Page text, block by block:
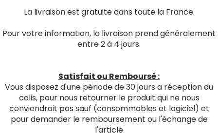
La livraison est gratuite dans toute la France.
Pour votre information, la livraison prend généralement
entre 2 à 4 jours.
Satisfait ou Remboursé :
Vous disposez d'une période de 30 jours a réception du
colis, pour nous retourner le produit qui ne nous
conviendrait pas sauf (consommables et logiciel) et
pour demander le remboursement ou l'échange de
l'article